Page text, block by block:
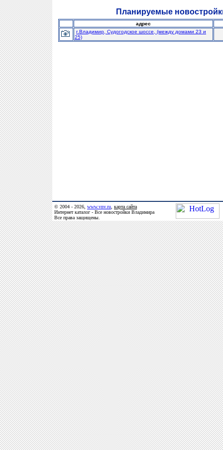
Планируемые
адрес
г.Владимир, Судогодское шоссе, (между домами 23 и
25)
© 2004 - 2026, www.vnv.ru карта сайта
Интернет каталог - Все новостройки Владимира
Все права защищены.